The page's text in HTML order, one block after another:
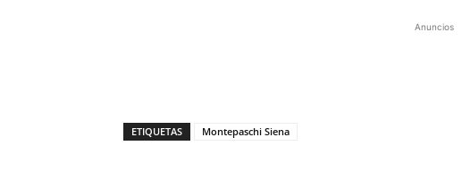
Anuncios
ETIQUETAS Montepaschi Siena